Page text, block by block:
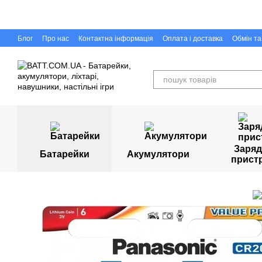
Блог Про нас Контактна інформація Оплата і доставка
Обмін
Батарейки Акумулятори